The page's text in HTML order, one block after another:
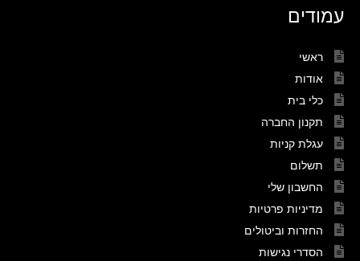
עמודים
ראשי
אודות
כלי בית
תקנון החברה
עגלת קניות
תשלום
החשבון שלי
מדיניות פרטיות
החזרות וביטולים
הסדרי נגישות